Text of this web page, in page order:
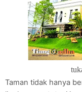
Taman tidak hanya